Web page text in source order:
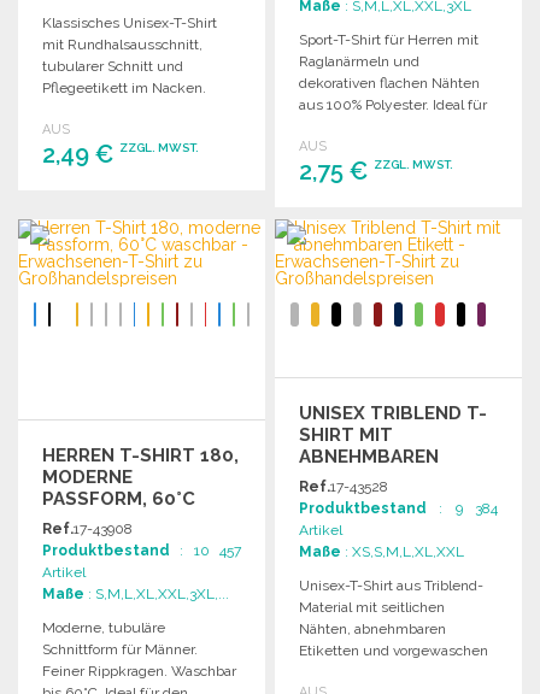
Klassisches Unisex-T-Shirt
mit Rundhalsausschnitt,
tubularer Schnitt und
Pflegeetikett im Nacken.
Verkauf.
AUS
2,49 € ZZGL. MWST.
Angebot anfordern
Maße : S,M,L,XL,XXL,3XL
Sport-T-Shirt für Herren mit
Raglanärmeln und
dekorativen flachen Nähten
aus 100% Polyester. Ideal für
AUS
2,75 € ZZGL. MWST.
BESTELLEN
Angebot anfordern
HERREN T-SHIRT 180,
MODERNE
PASSFORM, 60°C
WASCHBAR
Ref.17-43908
Produktbestand : 10 457
Artikel
Maße : S,M,L,XL,XXL,3XL,...
Moderne, tubuläre
Schnittform für Männer.
Feiner Rippkragen. Waschbar
UNISEX TRIBLEND T-
SHIRT MIT
ABNEHMBAREN
ETIKETT
Ref.17-43528
Produktbestand : 9 384
Artikel
Maße : XS,S,M,L,XL,XXL
Unisex-T-Shirt aus Triblend-
Material mit seitlichen
Nähten, abnehmbaren
Etiketten und vorgewaschen